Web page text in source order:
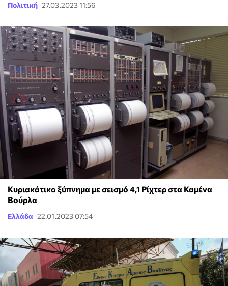
Πολιτική 27.03.2023 11:56
Κυριακάτικο ξύπνημα με σεισμό 4,1 Ρίχτερ στα Καμένα
Βούρλα
Ελλάδα 22.01.2023 07:54